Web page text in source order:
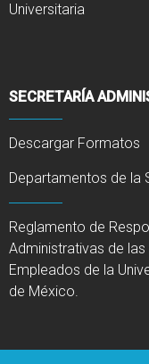
Universitaria
SECRETARÍA
Descargar Formatos
Departamentos de la
Reglamento de
Administrativas de
Empleados de la
de México.